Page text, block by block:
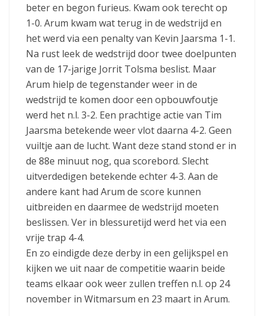
beter en begon furieus. Kwam ook terecht op
1-0. Arum kwam wat terug in de wedstrijd en
het werd via een penalty van Kevin Jaarsma 1-1.
Na rust leek de wedstrijd door twee doelpunten
van de 17-jarige Jorrit Tolsma beslist. Maar
Arum hielp de tegenstander weer in de
wedstrijd te komen door een opbouwfoutje
werd het n.l. 3-2. Een prachtige actie van Tim
Jaarsma betekende weer vlot daarna 4-2. Geen
vuiltje aan de lucht. Want deze stand stond er in
de 88e minuut nog, qua scorebord. Slecht
uitverdedigen betekende echter 4-3. Aan de
andere kant had Arum de score kunnen
uitbreiden en daarmee de wedstrijd moeten
beslissen. Ver in blessuretijd werd het via een
vrije trap 4-4.
En zo eindigde deze derby in een gelijkspel en
kijken we uit naar de competitie waarin beide
teams elkaar ook weer zullen treffen n.l. op 24
november in Witmarsum en 23 maart in Arum.